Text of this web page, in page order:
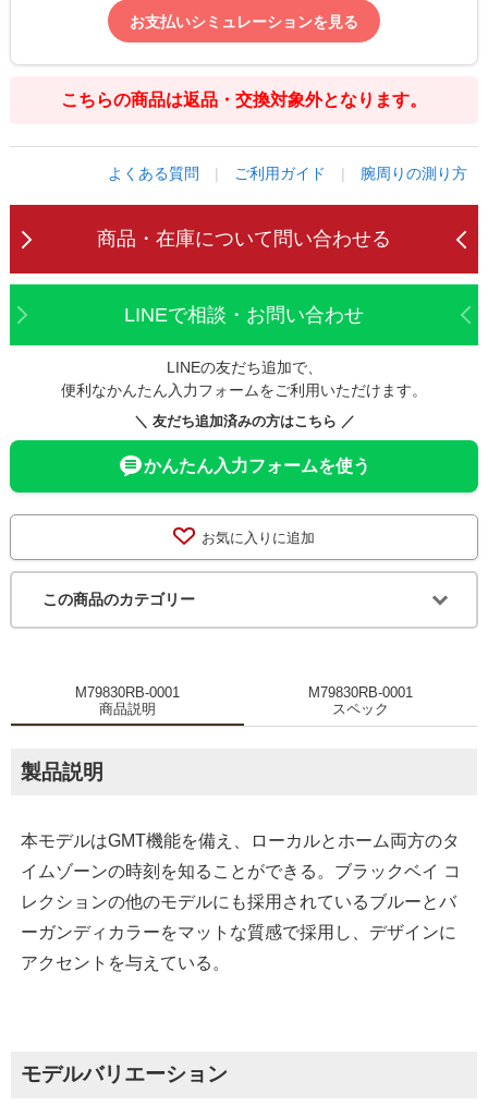
お支払いシミュレーションを見る
こちらの商品は返品・交換対象外となります。
よくある質問 | ご利用ガイド | 腕周りの測り方
商品・在庫について 問い合わせる
LINEで相談・お問い合わせ
LINEの友だち追加で、
便利なかんたん入力フォームをご利用いただけます。
＼ 友だち追加済みの方はこちら ／
かんたん入力フォームを使う
お気に入りに追加
この商品のカテゴリー
M79830RB-0001
商品説明
M79830RB-0001
スペック
製品説明
本モデルはGMT機能を備え、ローカルとホーム両方のタ
イムゾーンの時刻を知ることができる。ブラックベイ コ
レクションの他のモデルにも採用されているブルーとバ
ーガンディカラーをマットな質感で採用し、デザインに
アクセントを与えている。
モデルバリエーション